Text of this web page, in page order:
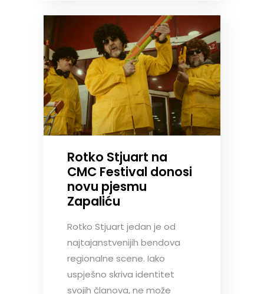
Rotko Stjuart na
CMC Festival donosi
novu pjesmu
Zapaliću
Rotko Stjuart jedan je od
najtajanstvenijih bendova
regionalne scene. Iako
uspješno skriva identitet
svojih članova, ne može